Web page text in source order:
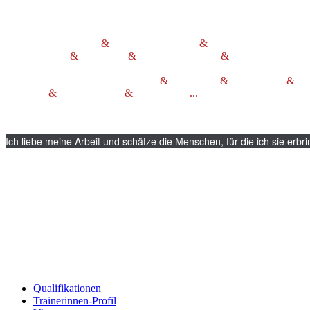
& &
& & &
& & &
& & ...
Ich liebe meine Arbeit und schätze die Menschen, für die ich sie
Qualifikationen
Trainerinnen-Profil